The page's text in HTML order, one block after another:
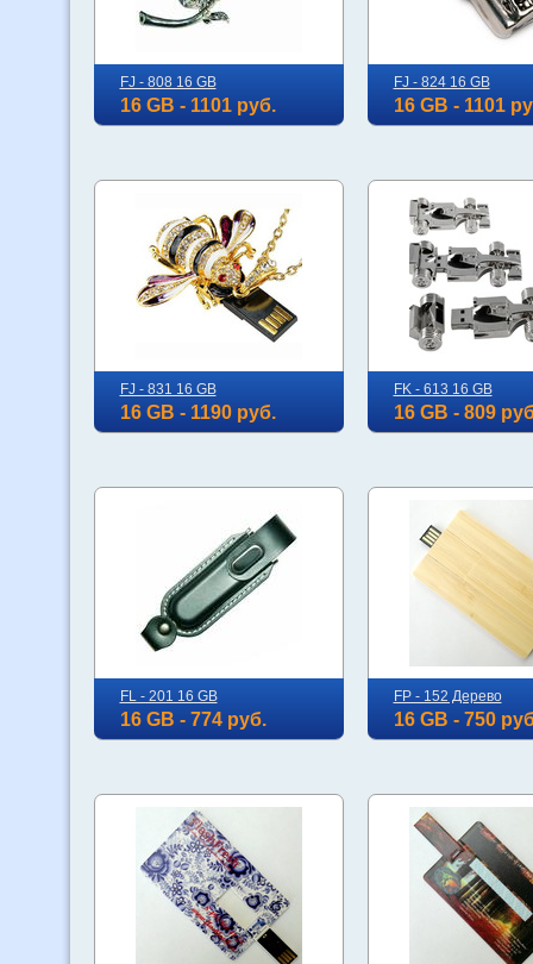
FJ - 808 16 GB
16 GB - 1101 руб.
FJ - 824 16 GB
16 GB - 1101
FJ - 831 16 GB
16 GB - 1190 руб.
FK - 613 16 GB
16 GB - 809
FL - 201 16 GB
16 GB - 774 руб.
FP - 152 Дерево
16 GB - 750